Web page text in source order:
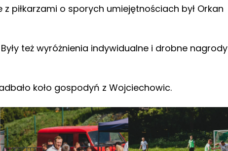
z piłkarzami o sporych umiejętnościach był Orkan
też wyróżnienia indywidualne i drobne nagrody
koło gospodyń z Wojciechowic.